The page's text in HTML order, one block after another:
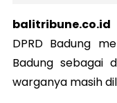
DPRD Badung
Badung sebagai
warganya masih